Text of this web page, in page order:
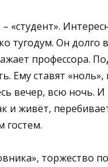
тугодум. Он долго
профессора.
Ему ставят
вечер, всю ночь.
и живёт,
гостем.
торжество